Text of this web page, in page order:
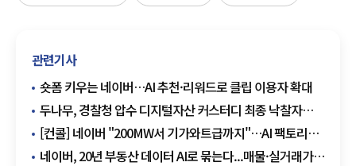
관련기사
숏폼 키우는 네이버…AI 추천·리워드로 클립 이용자 확대
두나무, 경찰청 압수 디지털자산 커스터디 최종 낙찰자
선정
[컨콜] 네이버 "200MW서 기가와트급까지"…AI 팩토리
글로벌 확장 청사진
네이버, 20년 부동산 데이터 AI로 묶는다...매물·실거래가·